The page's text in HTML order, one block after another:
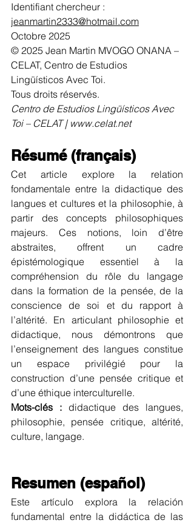
Identifiant chercheur :
jeanmartin2333@hotmail.com
Octobre 2025
© 2025 Jean Martin MVOGO ONANA –
CELAT, Centro de Estudios
Lingüísticos Avec Toi.
Tous droits réservés.
Centro de Estudios Lingüísticos Avec
Toi – CELAT | www.celat.net
Résumé (français)
Cet article explore la relation
fondamentale entre la didactique des
langues et cultures et la philosophie, à
partir des concepts philosophiques
majeurs. Ces notions, loin d’être
abstraites, offrent un cadre
épistémologique essentiel à la
compréhension du rôle du langage
dans la formation de la pensée, de la
conscience de soi et du rapport à
l’altérité. En articulant philosophie et
didactique, nous démontrons que
l’enseignement des langues constitue
un espace privilégié pour la
construction d’une pensée critique et
d’une éthique interculturelle.
Mots-clés : didactique des langues,
philosophie, pensée critique, altérité,
culture, langage.
Resumen (español)
Este artículo explora la relación
fundamental entre la didáctica de las